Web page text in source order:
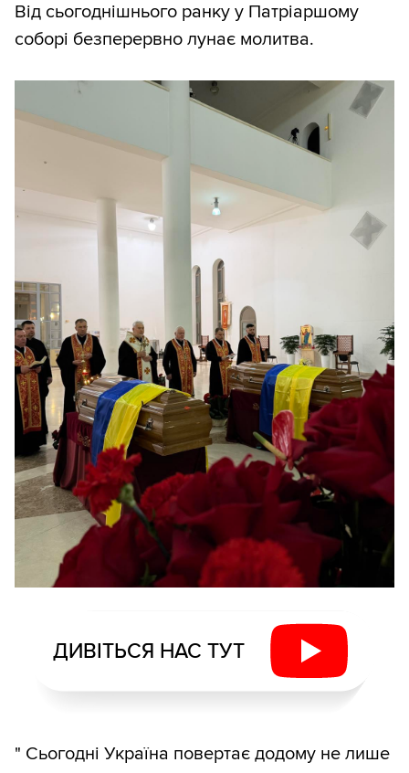
Від сьогоднішнього ранку у Патріаршому
соборі безперервно лунає молитва.
ДИВІТЬСЯ НАС ТУТ
" Сьогодні Україна повертає додому не лише